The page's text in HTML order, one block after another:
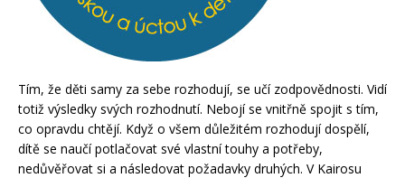
Tím, že děti samy za sebe rozhodují, se učí zodpovědnosti. Vidí
totiž výsledky svých rozhodnutí. Nebojí se vnitřně spojit s tím,
co opravdu chtějí. Když o všem důležitém rozhodují dospělí,
dítě se naučí potlačovat své vlastní touhy a potřeby,
nedůvěřovat si a následovat požadavky druhých. V Kairosu